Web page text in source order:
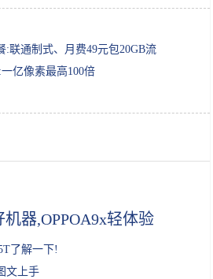
:联通制式、月费49元包20GB流
亿像素最高100倍
器,OPPOA9x轻体验
了解一下!
文上手